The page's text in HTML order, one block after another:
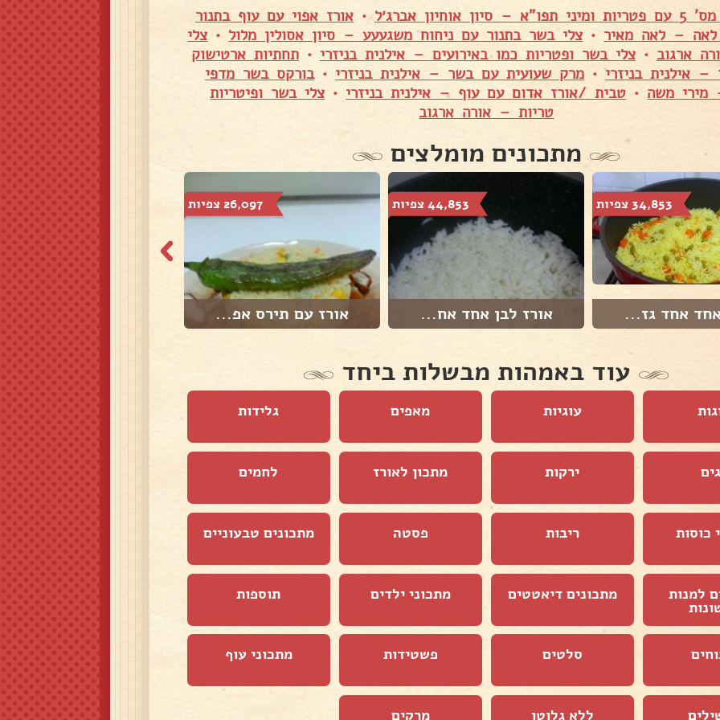
אוחיון אברג׳ל •אורז אפוי עם עוף בתנור
– לאה מאיר • צלי בשר בתנור עם ניחוח משגעעע – סיון אסולין מלול • צלי
ארגוב •צלי בשר ופטריות כמו באירועים – אילנית בניזרי •תחתיות ארטישוק
אילנית בניזרי•מרק שעועית עם בשר – אילנית בניזרי •בורקס בשר מדפי
מירי משה • טבית /אורז אדום עם עוף – אילנית בניזרי • צלי בשר ופיטריות
טריות – אורה ארגוב
מתכונים מומלצים
34,853 צפיות
אחד גז...
44,853 צפיות
אורז לבן אחד אח...
26,097 צפיות
אורז עם תירס אפ...
עוד באמהות מבשלות ביחד
עוגיות מאפים גלידות
ירקות מתכון לאורז לחמים
כוסות ריבות פסטה מתכונים טבעוניים
למנות מתכונים דיאטטים מתכוני ילדים תוספות
סלטים פשטידות מתכוני עוף
ללא גלוטן מרקים